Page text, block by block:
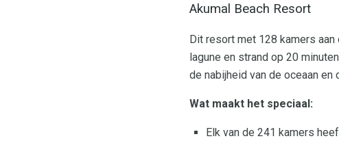
Akumal Beach Resort
Dit resort met 128 kamers
lagune en strand op 20
de nabijheid van de oceaan
Wat maakt het speciaal:
Elk van de 241 kamers